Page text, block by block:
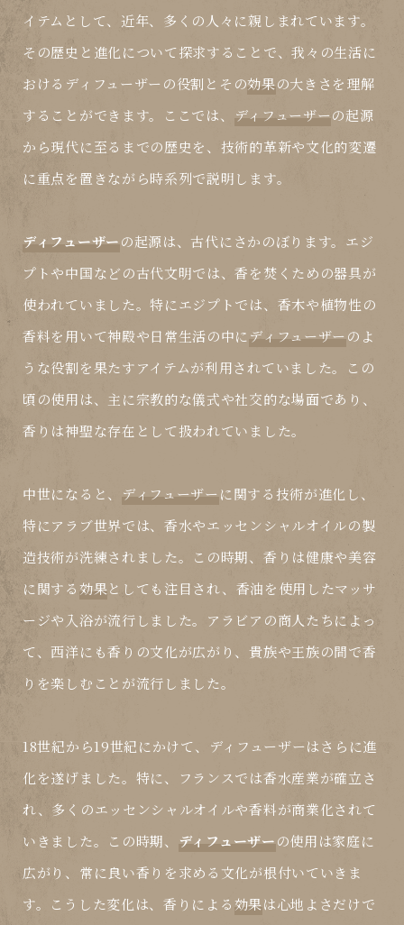
イテムとして、近年、多くの人々に親しまれています。
その歴史と進化について探求することで、我々の生活に
おける ディフューザー の役割とその効果の大きさを理解
することができます。ここでは、
ディフューザーの起源
から現代に至るまでの歴史を、技術的革新や文化的変遷
に重点を置きながら時系列で説明します。
ディフューザーの起源は、古代にさかのぼります。エジ
プトや中国などの古代文明では、香を焚くための器具が
使われていました。特にエジプトでは、香木や植物性の
香料を用いて神殿や日常生活の中にディフューザーのよ
うな役割を果たすアイテムが利用されていました。この
頃の使用は、主に宗教的な儀式や社交的な場面であり、
香りは神聖な存在として扱われていました。
中世になると、 ディフューザーに関する技術が進化し、
特にアラブ世界では、香水やエッセンシャルオイルの製
造技術が洗練されました。この時期、香りは健康や美容
に関する効果としても注目され、香油を使用したマッサ
ージや入浴が流行しました。アラビアの商人たちによっ
て、西洋にも香りの文化が広がり、貴族や王族の間で香
りを楽しむことが流行しました。
18世紀から19世紀にかけて、 ディフューザーはさらに進
化を遂げました。特に、フランスでは香水産業が確立さ
れ、多くのエッセンシャルオイルや香料が商業化されて
いきました。この時期、 ディフューザーの使用は家庭に
広がり、常に良い香りを求める文化が根付いていきま
す。こうした変化は、香りによる効果は心地よさだけで